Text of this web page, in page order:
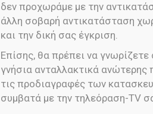
δεν προχωράμε με την
άλλη σοβαρή αντικατάσταση
και την δική σας έγκριση.
Επίσης, θα πρέπει να γνωρίζετε
γνήσια ανταλλακτικά
τις προδιαγραφές των
συμβατά με την τηλεόραση-TV